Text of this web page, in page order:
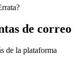
de correo
de la plataforma